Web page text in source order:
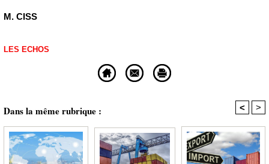
M. CISS
LES ECHOS
Dans la même rubrique : < >